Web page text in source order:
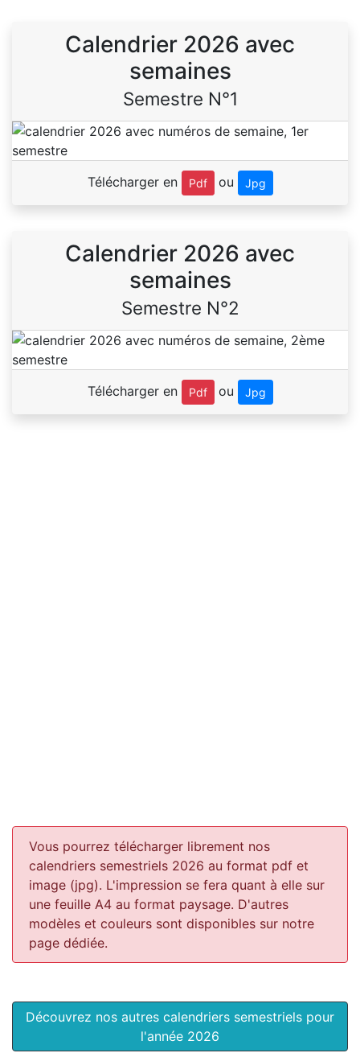
Calendrier 2026 avec
semaines
Semestre N°1
Télécharger en Pdf ou Jpg
Calendrier 2026 avec
semaines
Semestre N°2
Télécharger en Pdf ou Jpg
Vous pourrez télécharger librement nos
calendriers semestriels 2026 au format pdf et
image (jpg). L'impression se fera quant à elle sur
une feuille A4 au format paysage. D'autres
modèles et couleurs sont disponibles sur notre
page dédiée.
Découvrez nos autres calendriers semestriels pour
l'année 2026